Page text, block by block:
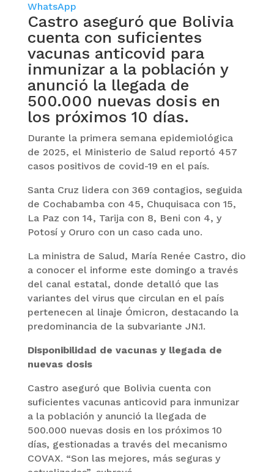
WhatsApp
Castro aseguró que Bolivia
cuenta con suficientes
vacunas anticovid para
inmunizar a la población y
anunció la llegada de
500.000 nuevas dosis en
los próximos 10 días.
Durante la primera semana epidemiológica
de 2025, el Ministerio de Salud reportó 457
casos positivos de covid-19 en el país.
Santa Cruz lidera con 369 contagios, seguida
de Cochabamba con 45, Chuquisaca con 15,
La Paz con 14, Tarija con 8, Beni con 4, y
Potosí y Oruro con un caso cada uno.
La ministra de Salud, María Renée Castro, dio
a conocer el informe este domingo a través
del canal estatal, donde detalló que las
variantes del virus que circulan en el país
pertenecen al linaje Ómicron, destacando la
predominancia de la subvariante JN.1.
Disponibilidad de vacunas y llegada de
nuevas dosis
Castro aseguró que Bolivia cuenta con
suficientes vacunas anticovid para inmunizar
a la población y anunció la llegada de
500.000 nuevas dosis en los próximos 10
días, gestionadas a través del mecanismo
COVAX. “Son las mejores, más seguras y